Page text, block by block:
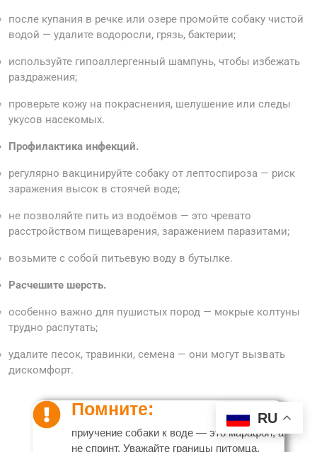
после купания в речке или озере промойте собаку чистой
водой — удалите водоросли, грязь, бактерии;
используйте гипоаллергенный шампунь, чтобы избежать
раздражения;
проверьте кожу на покраснения, шелушение или следы
укусов насекомых.
Профилактика инфекций.
регулярно вакцинируйте собаку от лептоспироза — риск
заражения высок в стоячей воде;
не позволяйте пить из водоёмов — это чревато
расстройством пищеварения, заражением паразитами;
возьмите с собой питьевую воду в бутылке.
Расчешите шерсть.
особенно важно для пушистых пород — мокрые колтуны
трудно распутать;
удалите песок, травинки, семена — они могут вызвать
дискомфорт.
Помните:
приучение собаки к воде — это марафон, а
не спринт. Уважайте границы питомца,
RU